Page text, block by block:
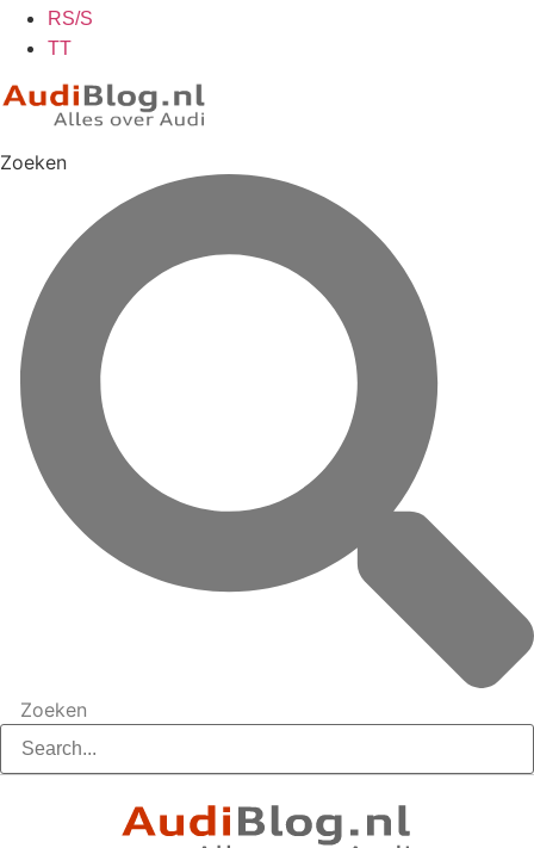
RS/S
TT
Zoeken
Zoeken